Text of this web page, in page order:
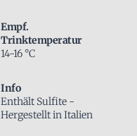
Empf.
Trinktemperatur
14-16 °C
Info
Enthält Sulfite -
Hergestellt in Italien